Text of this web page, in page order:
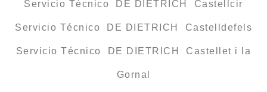
Servicio Técnico DE DIETRICH Castellcir
Servicio Técnico DE DIETRICH Castelldefels
Servicio Técnico DE DIETRICH Castellet i la
Gornal